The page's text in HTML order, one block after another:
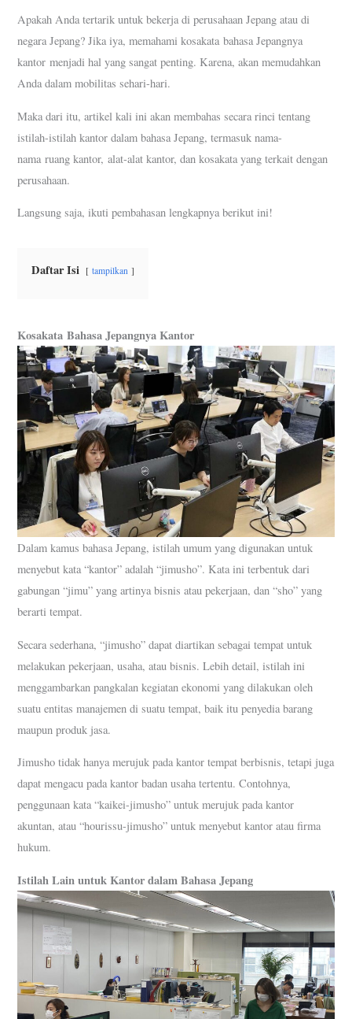
c
e
b
k
i
t
t
a
t
s
A
p
n
e
n
t
e
r
s
t
l
e
g
r
m
Apakah Anda tertarik untuk bekerja di perusahaan Jepang atau di
negara Jepang? Jika iya, memahami kosakata bahasa Jepangnya
kantor menjadi hal yang sangat penting. Karena, akan memudahkan
Anda dalam mobilitas sehari-hari.
Maka dari itu, artikel kali ini akan membahas secara rinci tentang
istilah-istilah kantor dalam bahasa Jepang, termasuk nama-
nama ruang kantor, alat-alat kantor, dan kosakata yang terkait dengan
perusahaan.
Langsung saja, ikuti pembahasan lengkapnya berikut ini!
Daftar Isi tampilkan
KosakataBahasa Jepangnya Kantor
Dalam kamus bahasa Jepang, istilah umum yang digunakan untuk
menyebut kata “kantor” adalah “jimusho”. Kata ini terbentuk dari
gabungan “jimu” yang artinya bisnis atau pekerjaan, dan “sho” yang
berarti tempat.
Secara sederhana, “jimusho” dapat diartikan sebagai tempat untuk
melakukan pekerjaan, usaha, atau bisnis. Lebih detail, istilah ini
menggambarkan pangkalan kegiatan ekonomi yang dilakukan oleh
suatu entitas manajemen di suatu tempat, baik itu penyedia barang
maupun produk jasa.
Jimusho tidak hanya merujuk pada kantor tempat berbisnis, tetapi juga
dapat mengacu pada kantor badan usaha tertentu. Contohnya,
penggunaan kata “kaikei-jimusho” untuk merujuk pada kantor
akuntan, atau “hourissu-jimusho” untuk menyebut kantor atau firma
hukum.
Istilah Lain untuk Kantor dalam Bahasa Jepang